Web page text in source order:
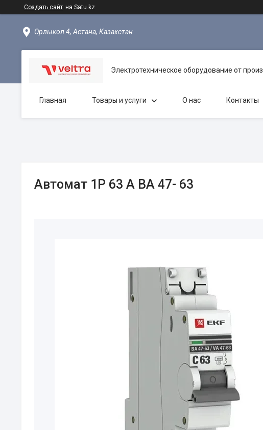
Создать сайт на Satu.kz
Орлыкол 4, Астана, Казахстан
Электротехническое оборудование от
Главная Товары и услуги О нас Контакты
Автомат 1Р 63 А ВА 47- 63